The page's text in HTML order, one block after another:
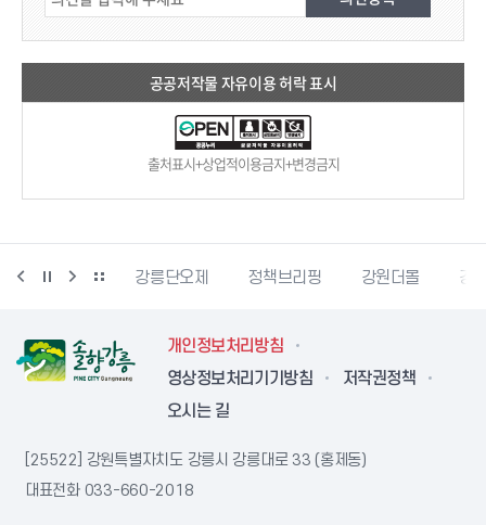
공공저작물 자유이용 허락 표시
출처표시+상업적이용금지+변경금지
강릉생태관광 강릉단오제 정책브리핑 강원더몰 강
개인정보처리방침
영상정보처리기기방침
저작권정책
오시는 길
[25522] 강원특별자치도 강릉시 강릉대로 33 (홍제동)
대표전화 033-660-2018